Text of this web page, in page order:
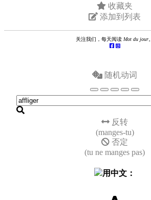
收藏夹
添加到列表
关注我们，每天阅读 Mot du jour
随机动词
反转
(manges-tu)
否定
(tu ne manges pas)
用中文：